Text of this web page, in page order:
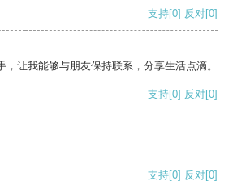
支持[0] 反对[0]
让我能够与朋友保持联系，分享生活点滴。
支持[0] 反对[0]
支持[0] 反对[0]